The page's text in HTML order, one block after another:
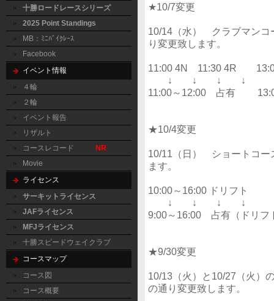
十勝ロードレースシリーズ
2025 Point Standings
MB：ﾐﾆﾊﾞｲｸﾚｰｽ
Facebook
イベント情報
４輪
２輪
イベント報告
リザルト
コースレコード
NR
Movie
ライセンス
サーキットライセンス
JAFライセンス
MFJライセンス
十勝スピードウェイクラブ
コースマップ
コース図
コース概要
★10/7変更
10/14（水） クラブマンコ
り変更致します。
11:00 4N 11:30 4R
↓ ↓ ↓ ↓
11:00～12:00 占有
★10/4変更
10/11（日） ショートコー
ます。
10:00～16:00 ドリフト
↓ ↓ ↓ ↓
9:00～16:00 占有（ドリフ
★9/30変更
10/13（火）と10/27（火）
の通り変更致します。